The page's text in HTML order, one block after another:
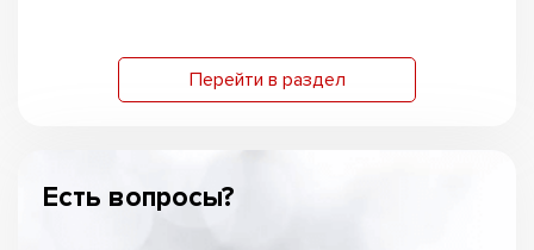
Перейти в раздел
Есть вопросы?